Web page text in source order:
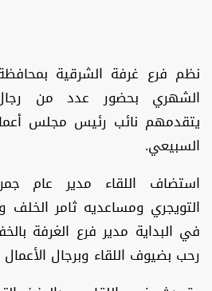
نظم فرع غرفة الشرقية بمحافظة
الشهري بحضور عدد من رجال
يتقدمهم نائب رئيس مجلس
السبيعي.
استضاف اللقاء مدير عام
التويجري ومساعديه ثامر
في البداية مدير فرع الغرفة
رحب بضيوف اللقاء وبرجال